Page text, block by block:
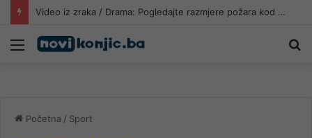
Video iz zraka / Drama: Pogledajte razmjere požara kod Konjica, ugrožen i dalekovod
Meni
Početna / Sport